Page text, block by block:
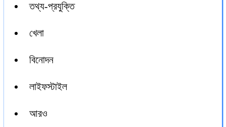
তথ্য-প্রযুক্তি
খেলা
বিনোদন
লাইফস্টাইল
আরও